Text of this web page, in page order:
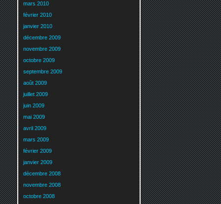
mars 2010
février 2010
janvier 2010
décembre 2009
novembre 2009
octobre 2009
septembre 2009
août 2009
juillet 2009
juin 2009
mai 2009
avril 2009
mars 2009
février 2009
janvier 2009
décembre 2008
novembre 2008
octobre 2008